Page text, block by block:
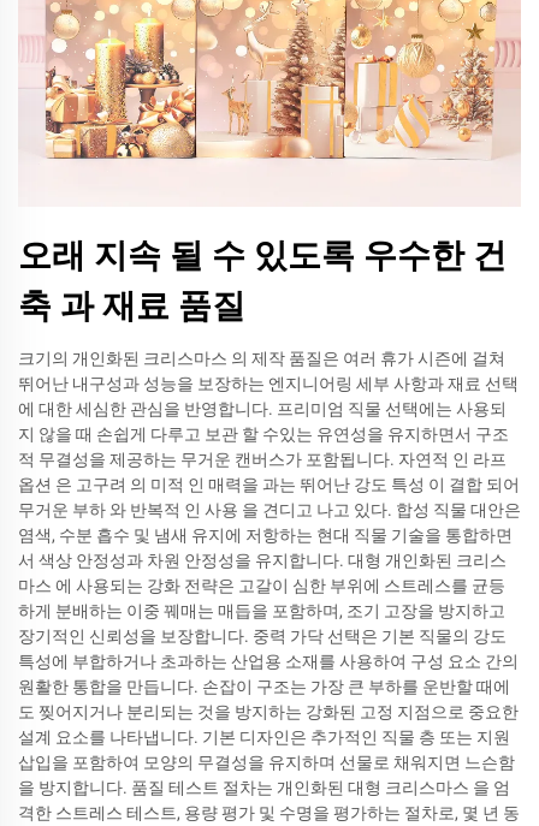
오래 지속 될 수 있도록 우수한 건
축 과 재료 품질
크기의 개인화된 크리스마스 의 제작 품질은 여러 휴가 시즌에 걸쳐
뛰어난 내구성과 성능을 보장하는 엔지니어링 세부 사항과 재료 선택
에 대한 세심한 관심을 반영합니다. 프리미엄 직물 선택에는 사용되
지 않을 때 손쉽게 다루고 보관 할 수있는 유연성을 유지하면서 구조
적 무결성을 제공하는 무거운 캔버스가 포함됩니다. 자연적 인 라프
옵션 은 고구려 의 미적 인 매력을 과는 뛰어난 강도 특성 이 결합 되어
무거운 부하 와 반복적 인 사용 을 견디고 나고 있다. 합성 직물 대안은
염색, 수분 흡수 및 냄새 유지에 저항하는 현대 직물 기술을 통합하면
서 색상 안정성과 차원 안정성을 유지합니다. 대형 개인화된 크리스
마스 에 사용되는 강화 전략은 고갈이 심한 부위에 스트레스를 균등
하게 분배하는 이중 꿰매는 매듭을 포함하며, 조기 고장을 방지하고
장기적인 신뢰성을 보장합니다. 중력 가닥 선택은 기본 직물의 강도
특성에 부합하거나 초과하는 산업용 소재를 사용하여 구성 요소 간의
원활한 통합을 만듭니다. 손잡이 구조는 가장 큰 부하를 운반할 때에
도 찢어지거나 분리되는 것을 방지하는 강화된 고정 지점으로 중요한
설계 요소를 나타냅니다. 기본 디자인은 추가적인 직물 층 또는 지원
삽입을 포함하여 모양의 무결성을 유지하며 선물로 채워지면 느슨함
을 방지합니다. 품질 테스트 절차는 개인화된 대형 크리스마스 을 엄
격한 스트레스 테스트, 용량 평가 및 수명을 평가하는 절차로, 몇 년 동